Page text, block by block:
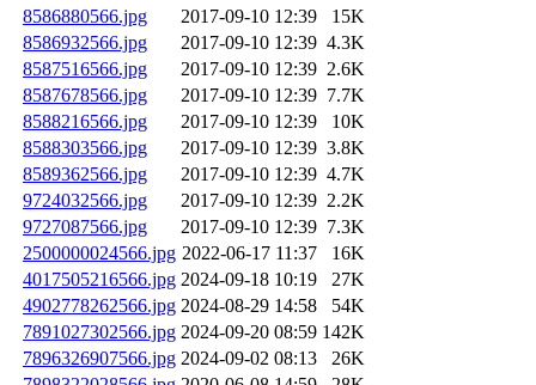
8586880566.jpg
2017-09-10 12:39
15K
8586932566.jpg
2017-09-10 12:39 4.3K
8587516566.jpg
2017-09-10 12:39 2.6K
8587678566.jpg
2017-09-10 12:39 7.7K
8588216566.jpg
2017-09-10 12:39
10K
8588303566.jpg
2017-09-10 12:39 3.8K
8589362566.jpg
2017-09-10 12:39 4.7K
9724032566.jpg
2017-09-10 12:39 2.2K
9727087566.jpg
2017-09-10 12:39 7.3K
2500000024566.jpg 2022-06-17 11:37
16K
4017505216566.jpg 2024-09-18 10:19
27K
4902778262566.jpg 2024-08-29 14:58
54K
7891027302566.jpg 2024-09-20 08:59 142K
7896326907566.jpg 2024-09-02 08:13
26K